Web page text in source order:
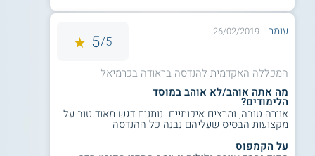
קראו גם על
שכר מהנדס אלקטרוניקה
למידע נוסף לחצו:המכללה האקדמית להנדסה
בראודה בכרמיאל
עומר 26/02/2019
5/
5
המכללה האקדמית להנדסה בראודה בכרמיאל
מה אתה אוהב/לא אוהב במוסד
הלימודים?
אוירה טובה, ומרצים איכותיים. נותנים דגש מאוד טוב על
מקצועות הבסיס שעליהם נבנה כל ההנדסה
על הקמפוס